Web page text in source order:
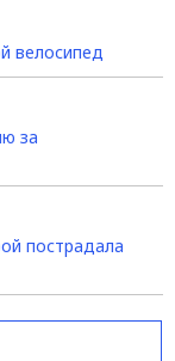
велосипед
за
пострадала